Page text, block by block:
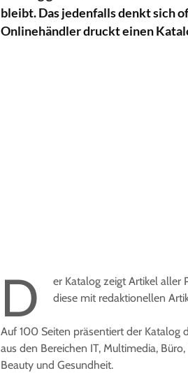
bleibt. Das jedenfalls denkt sich
Onlinehändler druckt einen
D
er Katalog zeigt Artikel aller
diese mit redaktionellen
Auf 100 Seiten präsentiert der Katalog
aus den Bereichen IT, Multimedia,
Beauty und Gesundheit.